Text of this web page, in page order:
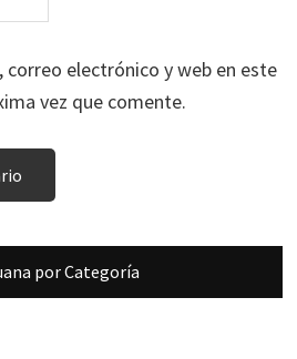
correo electrónico y web en este
vez que comente.
por Categoría